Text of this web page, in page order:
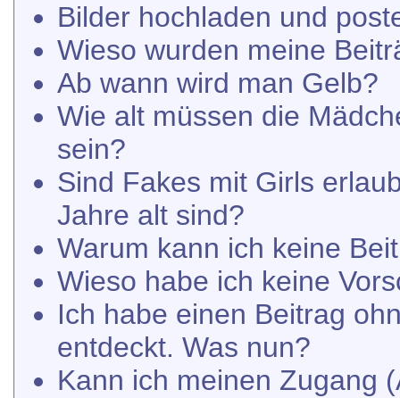
Bilder hochladen und
Wieso wurden meine
Ab wann wird man Gelb?
Wie alt müssen die
sein?
Sind Fakes mit Girls
Jahre alt sind?
Warum kann ich keine
Wieso habe ich keine
Ich habe einen Beitrag
entdeckt. Was nun?
Kann ich meinen Zugang